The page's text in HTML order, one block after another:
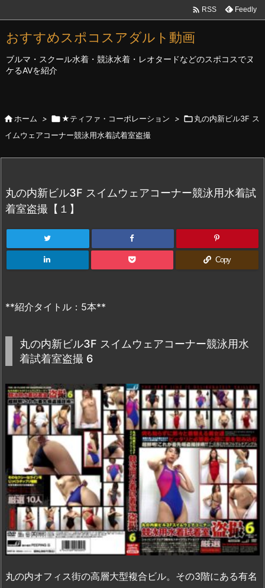
 RSS Feedly
おすすめスポコスアダルト動画
ブルマ・スクール水着・競泳水着・レオタードなどのスポコスでヌ
ケるAVを紹介
 ホーム > ★ティファ・コーポレーション > 丸の内新ビル3F ス
イムウェアコーナー競泳用水着試着室盗撮
丸の内新ビル3F スイムウェアコーナー競泳用水着試
着室盗撮【１】
Copy
**紹介タイトル：5本**
丸の内新ビル3F スイムウェアコーナー競泳用水
着試着室盗撮 6
丸の内オフィス街の高層大型複合ビル。その3階にある有名